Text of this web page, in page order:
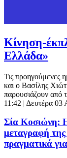
Κίνηση-
Ελλάδα»
Τις προηγούμενες
και ο Βασίλης
παρουσιάζουν από
11:42 | Δευτέρα 03
Σία Κοσιώνη:
μεταγραφή
πραγματικά